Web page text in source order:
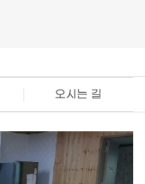
오시는 길